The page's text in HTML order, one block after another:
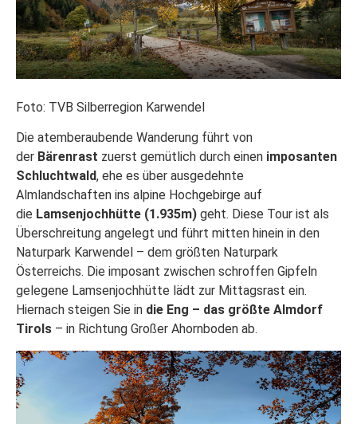
Foto: TVB Silberregion Karwendel
Die atemberaubende Wanderung führt von
der Bärenrast zuerst gemütlich durch einen imposanten
Schluchtwald, ehe es über ausgedehnte
Almlandschaften ins alpine Hochgebirge auf
die Lamsenjochhütte (1.935m) geht. Diese Tour ist als
Überschreitung angelegt und führt mitten hinein in den
Naturpark Karwendel – dem größten Naturpark
Österreichs. Die imposant zwischen schroffen Gipfeln
gelegene Lamsenjochhütte lädt zur Mittagsrast ein.
Hiernach steigen Sie in die Eng – das größte Almdorf
Tirols – in Richtung Großer Ahornboden ab.